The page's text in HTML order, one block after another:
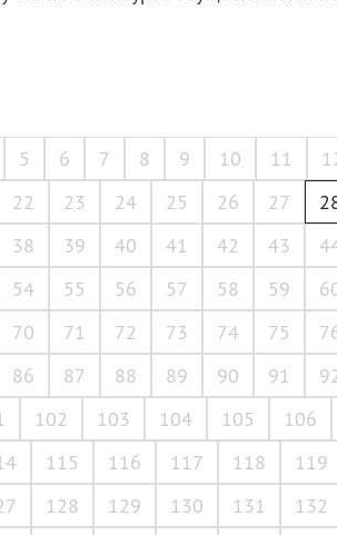
5 6 7 8 9 10 11
22 23 24 25 26 27
38 39 40 41 42 43
54 55 56 57 58 59
70 71 72 73 74 75
86 87 88 89 90 91
102 103 104 105
106
115 116 117 118
119
128 129 130 131
132